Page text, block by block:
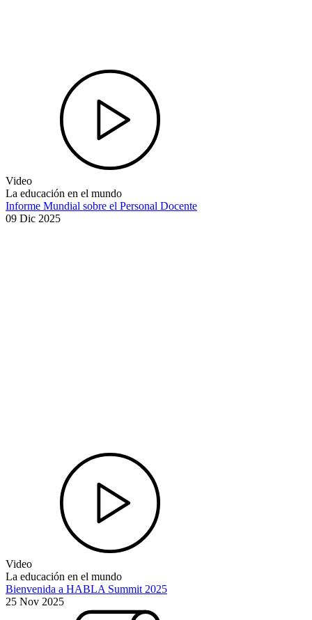
Video
La educación en el mundo
Informe Mundial sobre el Personal Docente
09 Dic 2025
Video
La educación en el mundo
Bienvenida a HABLA Summit 2025
25 Nov 2025